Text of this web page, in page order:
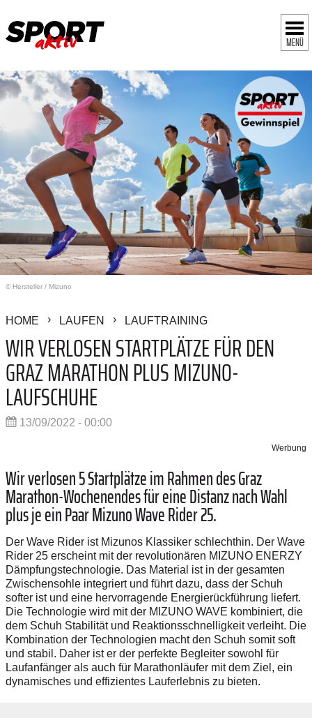
MENÜ
© Hersteller / Mizuno
HOME LAUFEN LAUFTRAINING
WIR VERLOSEN STARTPLÄTZE FÜR DEN
GRAZ MARATHON PLUS MIZUNO-
LAUFSCHUHE
13/09/2022 - 00:00
Werbung
Wir verlosen 5 Startplätze im Rahmen des Graz
Marathon-Wochenendes für eine Distanz nach Wahl
plus je ein Paar Mizuno Wave Rider 25.
Der Wave Rider ist Mizunos Klassiker schlechthin. Der Wave
Rider 25 erscheint mit der revolutionären MIZUNO ENERZY
Dämpfungstechnologie. Das Material ist in der gesamten
Zwischensohle integriert und führt dazu, dass der Schuh
softer ist und eine hervorragende Energierückführung liefert.
Die Technologie wird mit der MIZUNO WAVE kombiniert, die
dem Schuh Stabilität und Reaktionsschnelligkeit verleiht. Die
Kombination der Technologien macht den Schuh somit soft
und stabil. Daher ist er der perfekte Begleiter sowohl für
Laufanfänger als auch für Marathonläufer mit dem Ziel, ein
dynamisches und effizientes Lauferlebnis zu bieten.